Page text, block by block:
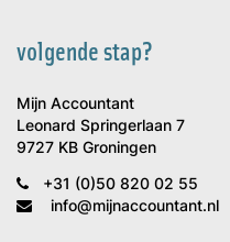
volgende stap?
Mijn Accountant
Leonard Springerlaan 7
9727 KB Groningen
+31 (0)50 820 02 55
info@mijnaccountant.nl